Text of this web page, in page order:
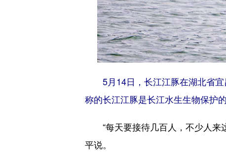
5月14日，长江江豚在湖北省
称的长江江豚是长江水生生物保护
“每天要接待几百人，不少人来
平说。